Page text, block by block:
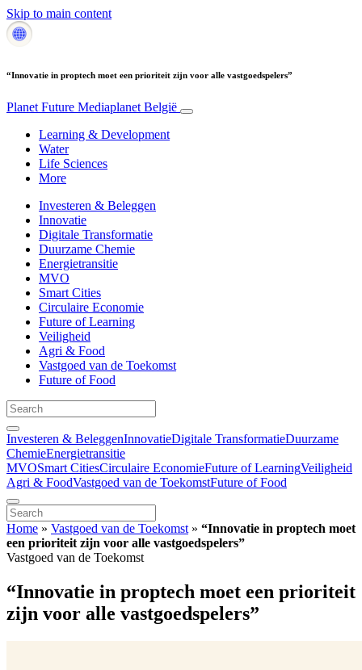
Skip to main content
“Innovatie in proptech moet een prioriteit zijn voor alle vastgoedspelers”
Planet Future Mediaplanet België
Learning & Development
Water
Life Sciences
More
Investeren & Beleggen
Innovatie
Digitale Transformatie
Duurzame Chemie
Energietransitie
MVO
Smart Cities
Circulaire Economie
Future of Learning
Veiligheid
Agri & Food
Vastgoed van de Toekomst
Future of Food
Investeren & BeleggenInnovatieDigitale TransformatieDuurzame
ChemieEnergietransitie
MVOSmart CitiesCirculaire EconomieFuture of LearningVeiligheid
Agri & FoodVastgoed van de ToekomstFuture of Food
Home » Vastgoed van de Toekomst » “Innovatie in proptech moet
een prioriteit zijn voor alle vastgoedspelers”
Vastgoed van de Toekomst
“Innovatie in proptech moet een prioriteit
zijn voor alle vastgoedspelers”